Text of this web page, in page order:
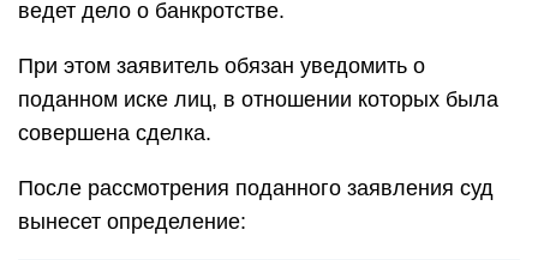
ведет дело о банкротстве.
При этом заявитель обязан уведомить о
поданном иске лиц, в отношении которых была
совершена сделка.
После рассмотрения поданного заявления суд
вынесет определение: